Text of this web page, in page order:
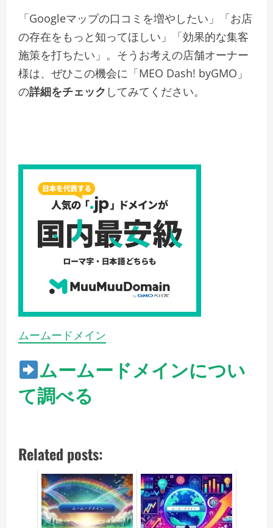
「Googleマップの口コミを増やしたい」「お店
の存在をもっと知ってほしい」「効果的な集客
施策を打ちたい」。そうお考えの店舗オーナー
様は、ぜひこの機会に「MEO Dash! byGMO」
の詳細をチェック してみてください。
ムームードメイン
ムームードメインについ
て調べる
Related posts: